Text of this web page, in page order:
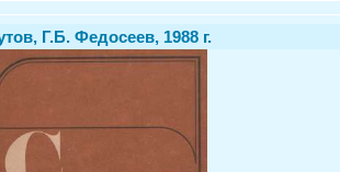
Г.Б. Федосеев, 1988 г.